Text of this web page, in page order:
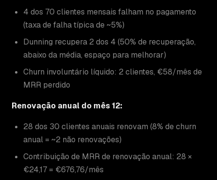
4 dos 70 clientes mensais falham no pagamento
(taxa de falha típica de ~5%)
Dunning recupera 2 dos 4 (50% de recuperação,
abaixo da média, espaço para melhorar)
Churn involuntário líquido: 2 clientes, €58/mês de
MRR perdido
Renovação anual do mês 12:
28 dos 30 clientes anuais renovam (8% de churn
anual = ~2 não renovações)
Contribuição de MRR de renovação anual: 28 ×
€24,17 = €676,76/mês